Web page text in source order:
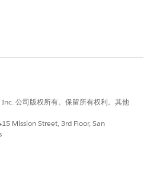
响尺度；在启用前测试自动化兼
联系人）、委派策略管理或计划
控。
公司版权所有。保留所有权利。其他
Mission Street, 3rd Floor, San